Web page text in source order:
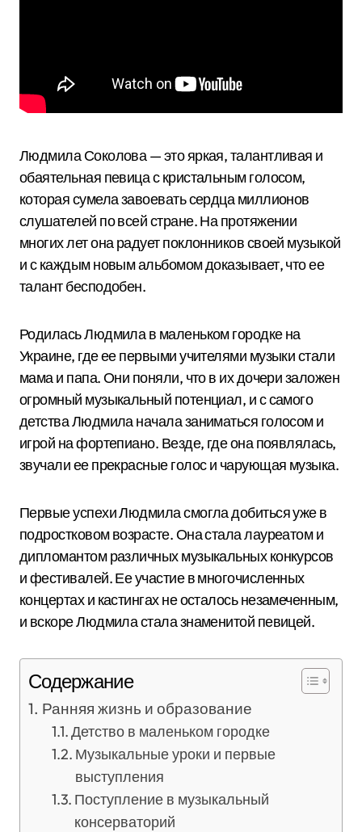
Людмила Соколова — это яркая, талантливая и
обаятельная певица с кристальным голосом,
которая сумела завоевать сердца миллионов
слушателей по всей стране. На протяжении
многих лет она радует поклонников своей музыкой
и с каждым новым альбомом доказывает, что ее
талант бесподобен.
Родилась Людмила в маленьком городке на
Украине, где ее первыми учителями музыки стали
мама и папа. Они поняли, что в их дочери заложен
огромный музыкальный потенциал, и с самого
детства Людмила начала заниматься голосом и
игрой на фортепиано. Везде, где она появлялась,
звучали ее прекрасные голос и чарующая музыка.
Первые успехи Людмила смогла добиться уже в
подростковом возрасте. Она стала лауреатом и
дипломантом различных музыкальных конкурсов
и фестивалей. Ее участие в многочисленных
концертах и кастингах не осталось незамеченным,
и вскоре Людмила стала знаменитой певицей.
Содержание
Ранняя жизнь и образование
Детство в маленьком городке
Музыкальные уроки и первые
выступления
Поступление в музыкальный
консерваторий